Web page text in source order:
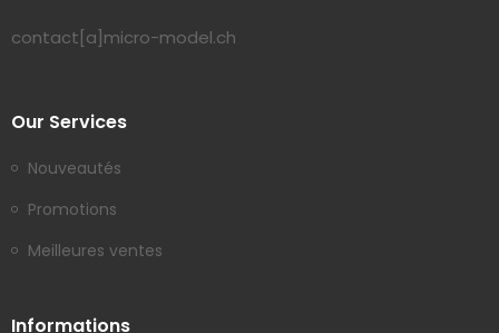
contact[a]micro-model.ch
Our Services
Nouveautés
Promotions
Meilleures ventes
Informations